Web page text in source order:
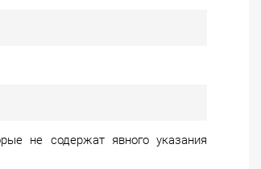
не содержат явного указания